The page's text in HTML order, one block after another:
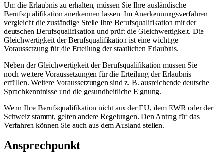
Um die Erlaubnis zu erhalten, müssen Sie Ihre ausländische
Berufsqualifikation anerkennen lassen. Im Anerkennungsverfahren
vergleicht die zuständige Stelle Ihre Berufsqualifikation mit der
deutschen Berufsqualifikation und prüft die Gleichwertigkeit. Die
Gleichwertigkeit der Berufsqualifikation ist eine wichtige
Voraussetzung für die Erteilung der staatlichen Erlaubnis.
Neben der Gleichwertigkeit der Berufsqualifikation müssen Sie
noch weitere Voraussetzungen für die Erteilung der Erlaubnis
erfüllen. Weitere Voraussetzungen sind z. B. ausreichende deutsche
Sprachkenntnisse und die gesundheitliche Eignung.
Wenn Ihre Berufsqualifikation nicht aus der EU, dem EWR oder der
Schweiz stammt, gelten andere Regelungen. Den Antrag für das
Verfahren können Sie auch aus dem Ausland stellen.
Ansprechpunkt